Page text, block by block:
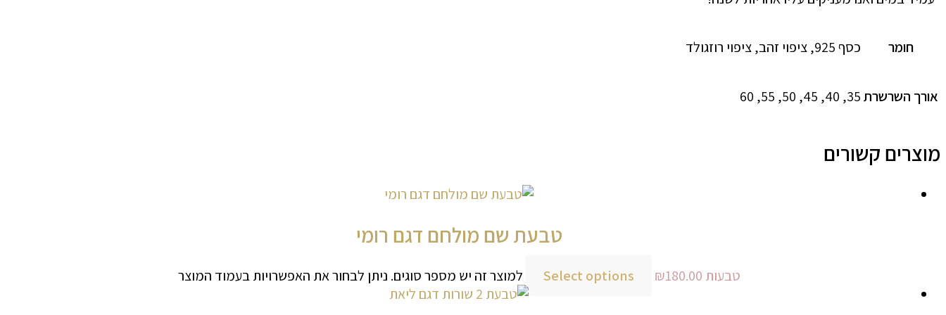
חומר כסף 925, ציפוי זהב, ציפוי רוזגולד
אורך השרשרת35, 40, 45, 50, 55, 60
מוצרים קשורים
טבעת שם מולחם דגם רומי
טבעות ₪180.00
Select options למוצר זה יש מספר סוגים. ניתן לבחור את האפשרויות בעמוד המוצר